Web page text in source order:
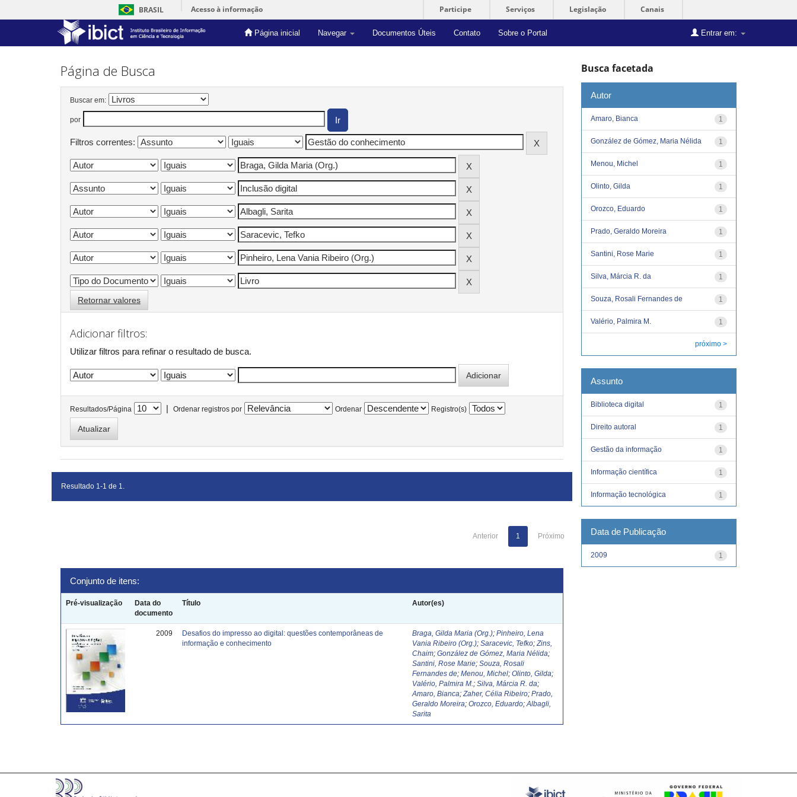
BRASIL Acesso à informação Participe Serviços Legislação Canais
Página inicial Navegar Documentos Úteis Contato Sobre o Portal Entrar em:
Skip
Página de Busca
Buscar em:
por
Filtros correntes:
Retornar valores
Adicionar filtros:
Utilizar filtros para refinar o resultado de busca.
Resultados/Página | Ordenar registros por Ordenar Registro(s)
Resultado 1-1 de 1.
Anterior 1 Próximo
Conjunto de itens:
Pré-visualização
Data do
documento
Título Autor(es)
2009
Desafios do impresso ao digital: questões contemporâneas de
informação e conhecimento
Braga, Gilda Maria (Org.);Pinheiro, Lena
Vania Ribeiro (Org.);Saracevic, Tefko;Zins,
Chaim;González de Gómez, Maria Nélida;
Santini, Rose Marie;Souza, Rosali
Fernandes de;Menou, Michel;Olinto, Gilda;
Valério, Palmira M. ;Silva, Márcia R. da;
Amaro, Bianca;Zaher, Célia Ribeiro;Prado,
Geraldo Moreira;Orozco, Eduardo;Albagli,
Sarita
Busca facetada
Autor
1
Amaro, Bianca
1
González de Gómez, Maria Nélida
1
Menou, Michel
1
Olinto, Gilda
1
Orozco, Eduardo
1
Prado, Geraldo Moreira
1
Santini, Rose Marie
1
Silva, Márcia R. da
1
Souza, Rosali Fernandes de
1
Valério, Palmira M.
próximo >
Assunto
1
Biblioteca digital
1
Direito autoral
1
Gestão da informação
1
Informação científica
1
Informação tecnológica
Data de Publicação
1
2009